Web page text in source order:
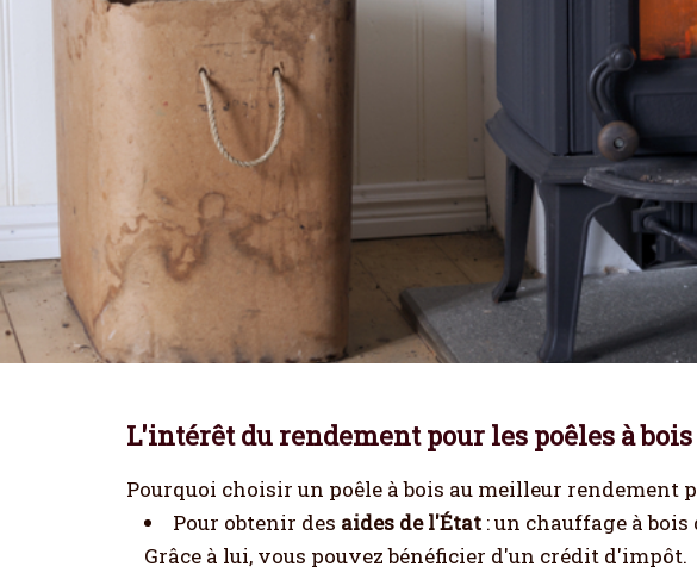
L'intérêt du rendement pour les poêles à bois
Pourquoi choisir un poêle à bois au meilleur rendement
Pour obtenir des aides de l'État : un chauffage à
Grâce à lui, vous pouvez bénéficier d'un crédit d'impôt.